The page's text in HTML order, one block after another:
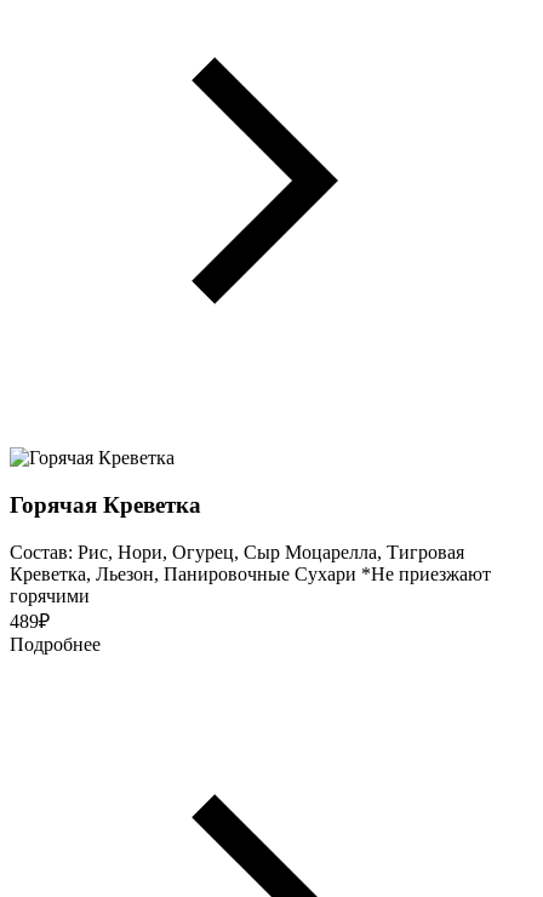
Горячая Креветка
Состав: Рис, Нори, Огурец, Сыр Моцарелла, Тигровая
Креветка, Льезон, Панировочные Сухари *Не приезжают
горячими
489₽
Подробнее